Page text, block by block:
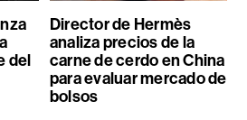
del
Director de Hermès
analiza precios de la
carne de cerdo en China
para evaluar mercado de
bolsos